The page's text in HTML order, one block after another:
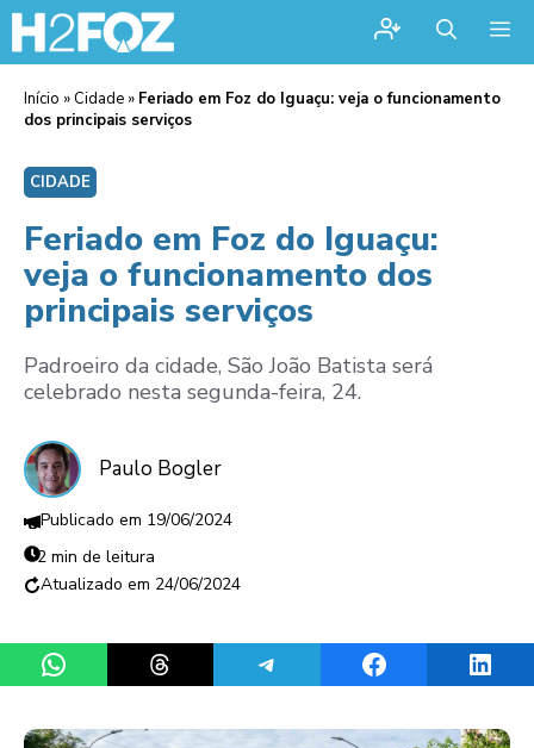
Início » Cidade » Feriado em Foz do Iguaçu: veja o funcionamento
dos principais serviços
CIDADE
Feriado em Foz do Iguaçu:
veja o funcionamento dos
principais serviços
Padroeiro da cidade, São João Batista será
celebrado nesta segunda-feira, 24.
Paulo Bogler
19/06/2024
2 min de leitura
24/06/2024
Share on WhatsAppShare on ThreadsShare on TelegramShare on Facebook